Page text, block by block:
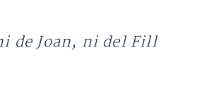
de Joan, ni del Fill